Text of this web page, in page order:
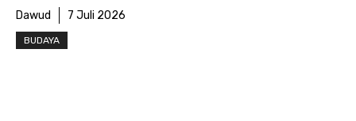
Dawud 7 Juli 2026
BUDAYA